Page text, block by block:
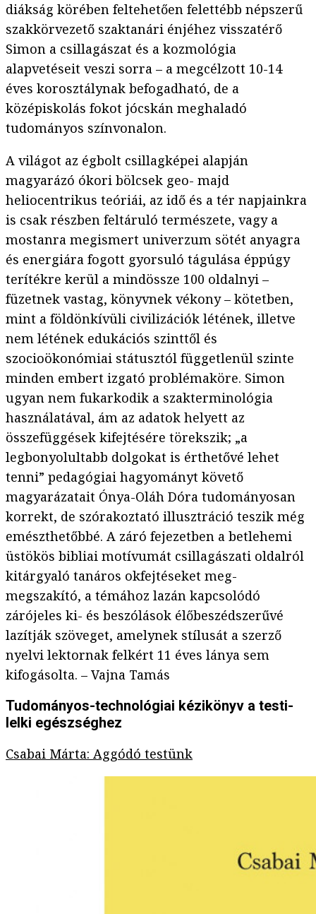
diákság körében feltehetően felettébb népszerű
szakkörvezető szaktanári énjéhez visszatérő
Simon a csillagászat és a kozmológia
alapvetéseit veszi sorra – a megcélzott 10-14
éves korosztálynak befogadható, de a
középiskolás fokot jócskán meghaladó
tudományos színvonalon.
A világot az égbolt csillagképei alapján
magyarázó ókori bölcsek geo- majd
heliocentrikus teóriái, az idő és a tér napjainkra
is csak részben feltáruló természete, vagy a
mostanra megismert univerzum sötét anyagra
és energiára fogott gyorsuló tágulása éppúgy
terítékre kerül a mindössze 100 oldalnyi –
füzetnek vastag, könyvnek vékony – kötetben,
mint a földönkívüli civilizációk létének, illetve
nem létének edukációs szinttől és
szocioökonómiai státusztól függetlenül szinte
minden embert izgató problémaköre. Simon
ugyan nem fukarkodik a szakterminológia
használatával, ám az adatok helyett az
összefüggések kifejtésére törekszik; „a
legbonyolultabb dolgokat is érthetővé lehet
tenni” pedagógiai hagyományt követő
magyarázatait Ónya-Oláh Dóra tudományosan
korrekt, de szórakoztató illusztráció teszik még
emészthetőbbé. A záró fejezetben a betlehemi
üstökös bibliai motívumát csillagászati oldalról
kitárgyaló tanáros okfejtéseket meg-
megszakító, a témához lazán kapcsolódó
zárójeles ki- és beszólások élőbeszédszerűvé
lazítják szöveget, amelynek stílusát a szerző
nyelvi lektornak felkért 11 éves lánya sem
kifogásolta. – Vajna Tamás
Tudományos-technológiai kézikönyv a testi-
lelki egészséghez
Csabai Márta: Aggódó testünk